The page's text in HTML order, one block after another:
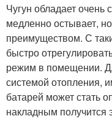
Чугун обладает
медленно остывает,
преимуществом. С
быстро
режим в помещении.
системой отопления,
батарей может стать
накладным получится